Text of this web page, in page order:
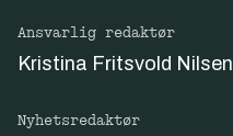
Ansvarlig redaktør
Kristina Fritsvold Nilsen
Nyhetsredaktør